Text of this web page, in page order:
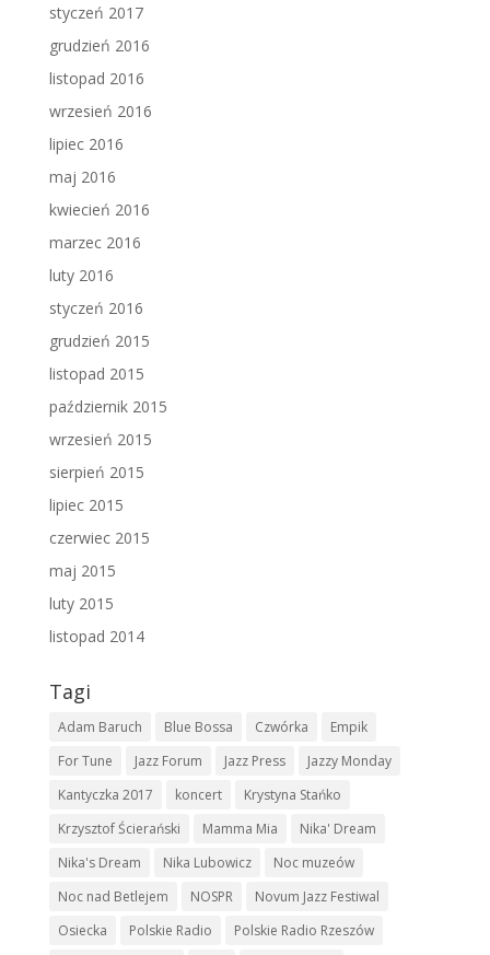
styczeń 2017
grudzień 2016
listopad 2016
wrzesień 2016
lipiec 2016
maj 2016
kwiecień 2016
marzec 2016
luty 2016
styczeń 2016
grudzień 2015
listopad 2015
październik 2015
wrzesień 2015
sierpień 2015
lipiec 2015
czerwiec 2015
maj 2015
luty 2015
listopad 2014
Tagi
Adam Baruch Blue Bossa Czwórka
Empik
For Tune
Jazz Forum Jazz Press
Jazzy Monday
Kantyczka 2017
koncert
Krystyna Stańko
Krzysztof Ścierański
Mamma Mia
Nika' Dream
Nika's Dream
Nika Lubowicz
Noc muzeów
Noc nad Betlejem
NOSPR
Novum Jazz Festiwal
Osiecka
Polskie Radio
Polskie Radio Rzeszów